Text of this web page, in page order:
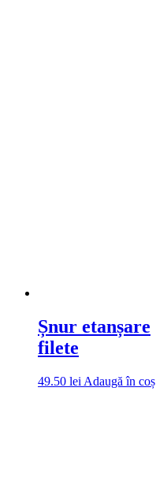
Șnur etanșare
filete
49.50 lei Adaugă în coș